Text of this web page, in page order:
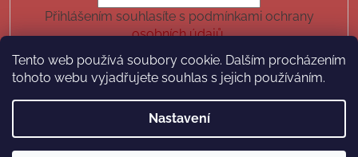
Tento web používá soubory cookie. Dalším procházením
tohoto webu vyjadřujete souhlas s jejich používáním.
Nastavení
Přihlášením souhlasíte s podmínkami ochrany
osobních údajů.
PŘIHLÁSIT SE